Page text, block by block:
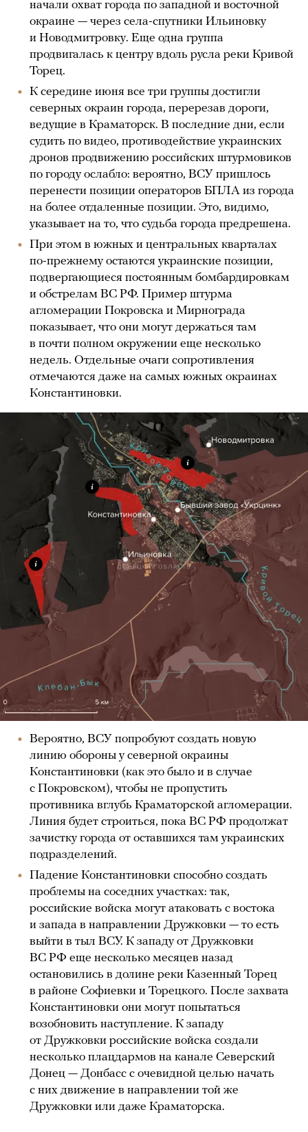
начали охват города по западной и восточной
окраине — через села-спутники Ильиновку
и Новодмитровку. Еще одна группа
продвигалась к центру вдоль русла реки Кривой
Торец.
К середине июня все три группы достигли
северных окраин города, перерезав дороги,
ведущие в Краматорск. В последние дни, если
судить по видео, противодействие украинских
дронов продвижению российских штурмовиков
по городу ослабло: вероятно, ВСУ пришлось
перенести позиции операторов БПЛА из города
на более отдаленные позиции. Это, видимо,
указывает на то, что судьба города предрешена.
При этом в южных и центральных кварталах
по-прежнему остаются украинские позиции,
подвергающиеся постоянным бомбардировкам
и обстрелам ВС РФ. Пример штурма
агломерации Покровска и Мирнограда
показывает, что они могут держаться там
в почти полном окружении еще несколько
недель. Отдельные очаги сопротивления
отмечаются даже на самых южных окраинах
Константиновки.
Вероятно, ВСУ попробуют создать новую
линию обороны у северной окраины
Константиновки (как это было и в случае
с Покровском), чтобы не пропустить
противника вглубь Краматорской агломерации.
Линия будет строиться, пока ВС РФ продолжат
зачистку города от оставшихся там украинских
подразделений.
Падение Константиновки способно создать
проблемы на соседних участках: так,
российские войска могут атаковать с востока
и запада в направлении Дружковки — то есть
выйти в тыл ВСУ. К западу от Дружковки
ВС РФ еще несколько месяцев назад
остановились в долине реки Казенный Торец
в районе Софиевки и Торецкого. После захвата
Константиновки они могут попытаться
возобновить наступление. К западу
от Дружковки российские войска создали
несколько плацдармов на канале Северский
Донец — Донбасс с очевидной целью начать
с них движение в направлении той же
Дружковки или даже Краматорска.